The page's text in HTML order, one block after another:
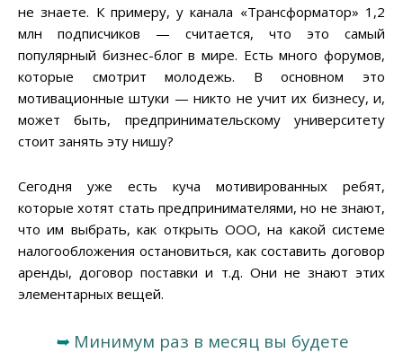
не знаете. К примеру, у канала «Трансформатор» 1,2
млн подписчиков — считается, что это самый
популярный бизнес-блог в мире. Есть много форумов,
которые смотрит молодежь. В основном это
мотивационные штуки — никто не учит их бизнесу, и,
может быть, предпринимательскому университету
стоит занять эту нишу?
Сегодня уже есть куча мотивированных ребят,
которые хотят стать предпринимателями, но не знают,
что им выбрать, как открыть ООО, на какой системе
налогообложения остановиться, как составить договор
аренды, договор поставки и т.д. Они не знают этих
элементарных вещей.
➥ Минимум раз в месяц вы будете